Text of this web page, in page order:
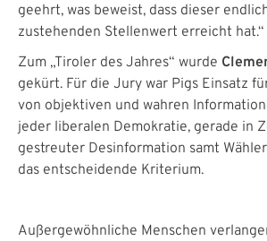
geehrt, was beweist, dass dieser
zustehenden Stellenwert erreicht hat.“
Zum „Tiroler des Jahres“ wurde
gekürt. Für die Jury war Pigs Einsatz
von objektiven und wahren
jeder liberalen Demokratie, gerade in
gestreuter Desinformation samt
das entscheidende Kriterium.
Außergewöhnliche Menschen